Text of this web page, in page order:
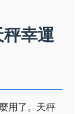
幸運
用了。天秤